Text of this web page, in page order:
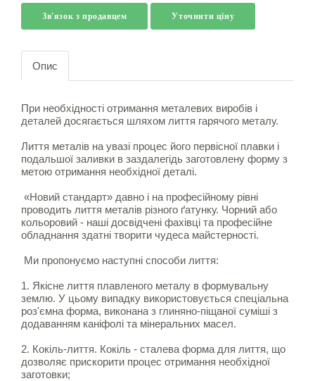
Зв'язок з продавцем Уточнити ціну
Опис
При необхідності отримання металевих виробів і
деталей досягається шляхом лиття гарячого металу.
Лиття металів на увазі процес його первісної плавки і
подальшої заливки в заздалегідь заготовлену форму з
метою отримання необхідної деталі.
«Новий стандарт» давно і на професійному рівні
проводить лиття металів різного ґатунку. Чорний або
кольоровий - наші досвідчені фахівці та професійне
обладнання здатні творити чудеса майстерності.
Ми пропонуємо наступні способи лиття:
1. Якісне лиття плавленого металу в формувальну
землю. У цьому випадку використовується спеціальна
роз'ємна форма, виконана з глиняно-піщаної суміші з
додаванням каніфолі та мінеральних масел.
2. Кокіль-лиття. Кокіль - сталева форма для лиття, що
дозволяє прискорити процес отримання необхідної
заготовки;